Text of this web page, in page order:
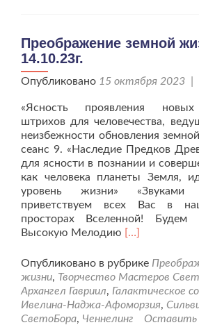
Преображение земной
14.10.23г.
Опубликовано 15 октября 2023
«Ясность проявления новых
штрихов для человечества,
неизбежности обновления
сеанс 9. «Наследие Предков
для ясности в познании и
как человека планеты Земля,
уровень жизни»
приветствуем всех Вас в
просторах Вселенной! Будем
Высокую Мелодию Читать
земной
жизни
от
14.10.23г.
[…]
Опубликовано в рубрике
жизни, Творчество Мастеров
Архангел Гавриил, Галактическое
Ивелина-Наджа-Афоморзия,
СветоБора, Ченнелинг Оставить